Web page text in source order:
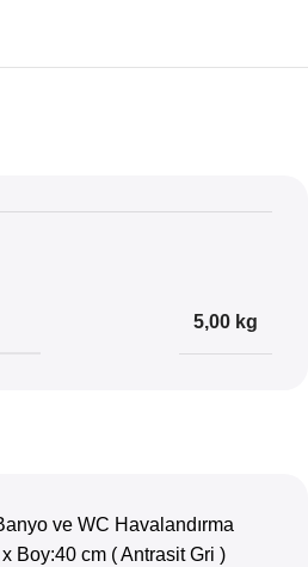
5,00 kg
ve WC Havalandırma
Boy:40 cm ( Antrasit Gri )